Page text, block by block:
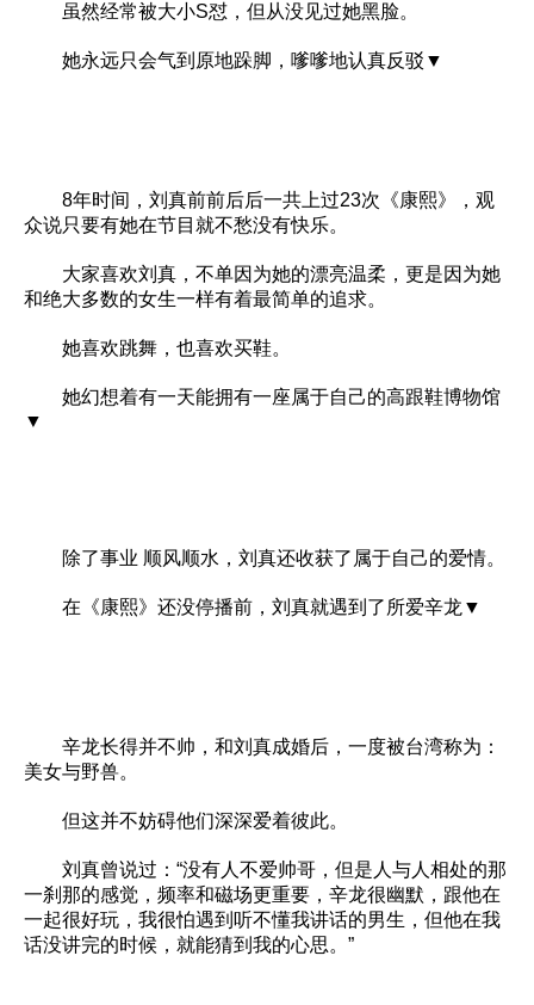
虽然经常被大小S怼，但从没见过她黑脸。
她永远只会气到原地跺脚，嗲嗲地认真反驳▼
8年时间，刘真前前后后一共上过23次《康熙》，观
众说只要有她在节目就不愁没有快乐。
大家喜欢刘真，不单因为她的漂亮温柔，更是因为她
和绝大多数的女生一样有着最简单的追求。
她喜欢跳舞，也喜欢买鞋。
她幻想着有一天能拥有一座属于自己的高跟鞋博物馆
▼
除了事业 顺风顺水，刘真还收获了属于自己的爱情。
在《康熙》还没停播前，刘真就遇到了所爱辛龙▼
辛龙长得并不帅，和刘真成婚后，一度被台湾称为：
美女与野兽。
但这并不妨碍他们深深爱着彼此。
刘真曾说过：“没有人不爱帅哥，但是人与人相处的那
一刹那的感觉，频率和磁场更重要，辛龙很幽默，跟他在
一起很好玩，我很怕遇到听不懂我讲话的男生，但他在我
话没讲完的时候，就能猜到我的心思。”